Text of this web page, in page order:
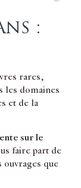
:
rares,
les domaines
et de la
sur le
faire part de
ouvrages que